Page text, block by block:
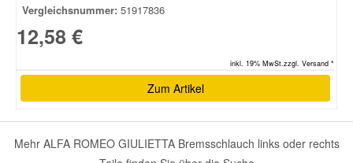
Vergleichsnummer: 51917836
12,58 €
inkl. 19% MwSt.zzgl. Versand *
Zum Artikel
Mehr ALFA ROMEO GIULIETTA Bremsschlauch links oder rechts